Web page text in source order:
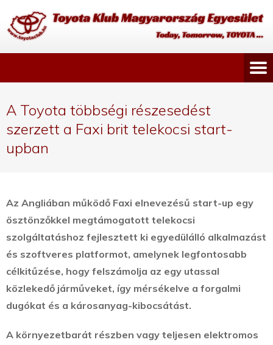
A Toyota többségi részesedést
szerzett a Faxi brit telekocsi start-
upban
Az Angliában működő Faxi elnevezésű start-up egy
ösztönzőkkel megtámogatott telekocsi
szolgáltatáshoz fejlesztett ki egyedülálló alkalmazást
és szoftveres platformot, amelynek legfontosabb
célkitűzése, hogy felszámolja az egy utassal
közlekedő járműveket, így mérsékelve a forgalmi
dugókat és a károsanyag-kibocsátást.
A környezetbarát részben vagy teljesen elektromos